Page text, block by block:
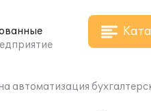
автоматизация